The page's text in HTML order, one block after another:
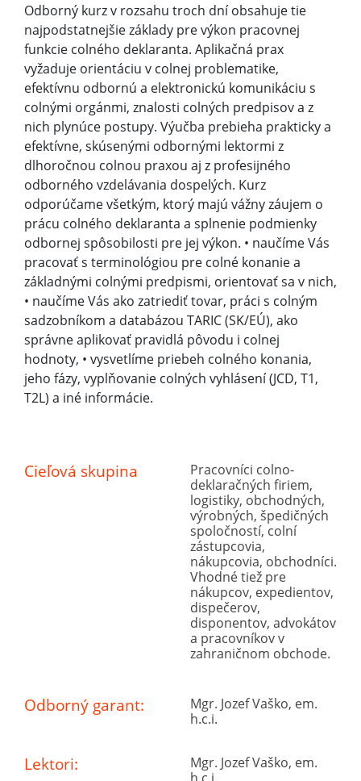
Odborný kurz v rozsahu troch dní obsahuje tie
najpodstatnejšie základy pre výkon pracovnej
funkcie colného deklaranta. Aplikačná prax
vyžaduje orientáciu v colnej problematike,
efektívnu odbornú a elektronickú komunikáciu s
colnými orgánmi, znalosti colných predpisov a z
nich plynúce postupy. Výučba prebieha prakticky a
efektívne, skúsenými odbornými lektormi z
dlhoročnou colnou praxou aj z profesijného
odborného vzdelávania dospelých. Kurz
odporúčame všetkým, ktorý majú vážny záujem o
prácu colného deklaranta a splnenie podmienky
odbornej spôsobilosti pre jej výkon. • naučíme Vás
pracovať s terminológiou pre colné konanie a
základnými colnými predpismi, orientovať sa v nich,
• naučíme Vás ako zatriediť tovar, práci s colným
sadzobníkom a databázou TARIC (SK/EÚ), ako
správne aplikovať pravidlá pôvodu i colnej
hodnoty, • vysvetlíme priebeh colného konania,
jeho fázy, vyplňovanie colných vyhlásení (JCD, T1,
T2L) a iné informácie.
Cieľová skupina
Pracovníci colno-
deklaračných firiem,
logistiky, obchodných,
výrobných, špedičných
spoločností, colní
zástupcovia,
nákupcovia, obchodníci.
Vhodné tiež pre
nákupcov, expedientov,
dispečerov,
disponentov, advokátov
a pracovníkov v
zahraničnom obchode.
Odborný garant:
Mgr. Jozef Vaško, em.
h.c.i.
Lektori:
Mgr. Jozef Vaško, em.